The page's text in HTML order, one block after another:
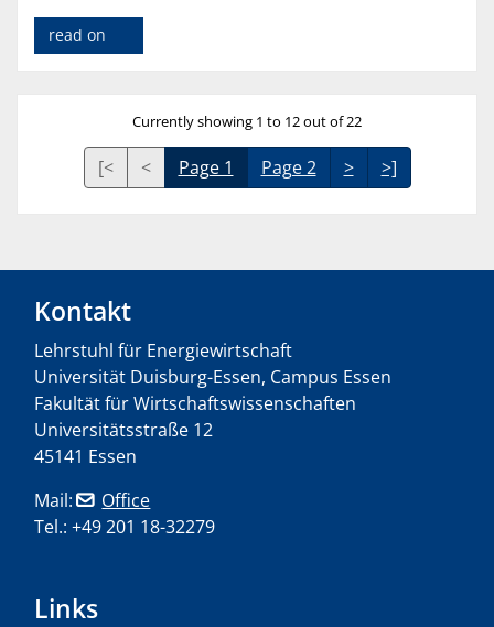
read on
Currently showing 1 to 12 out of 22
[< < Page 1 Page 2 > >]
Kontakt
Lehrstuhl für Energiewirtschaft
Universität Duisburg-Essen, Campus Essen
Fakultät für Wirtschaftswissenschaften
Universitätsstraße 12
45141 Essen
Mail:
Office
Tel.: +49 201 18-32279
Links